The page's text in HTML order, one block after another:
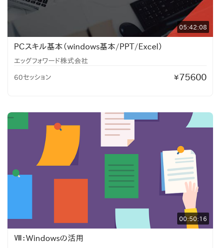
05:42:08
PCスキル基本（windows基本/PPT/Excel）
エッグフォワード株式会社
60セッション ¥75600
00:50:16
Ⅷ：Windowsの活用